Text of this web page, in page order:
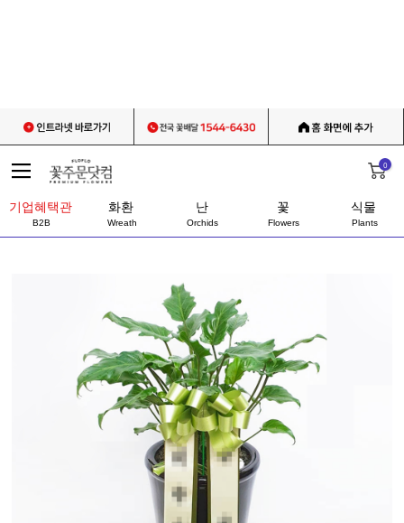
0
기업혜택관
B2B
화환
Wreath
난
Orchids
꽃
Flowers
식물
Plants